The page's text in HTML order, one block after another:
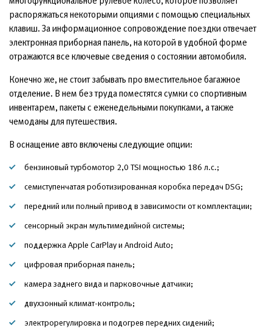
распоряжаться некоторыми опциями с помощью специальных
клавиш. За информационное сопровождение поездки отвечает
электронная приборная панель, на которой в удобной форме
отражаются все ключевые сведения о состоянии автомобиля.
Конечно же, не стоит забывать про вместительное багажное
отделение. В нем без труда поместятся сумки со спортивным
инвентарем, пакеты с еженедельными покупками, а также
чемоданы для путешествия.
В оснащение авто включены следующие опции:
бензиновый турбомотор 2,0 TSI мощностью 186 л.с.;
семиступенчатая роботизированная коробка передач DSG;
передний или полный привод в зависимости от комплектации;
сенсорный экран мультимедийной системы;
поддержка Apple CarPlay и Android Auto;
цифровая приборная панель;
камера заднего вида и парковочные датчики;
двухзонный климат-контроль;
электрорегулировка и подогрев передних сидений;